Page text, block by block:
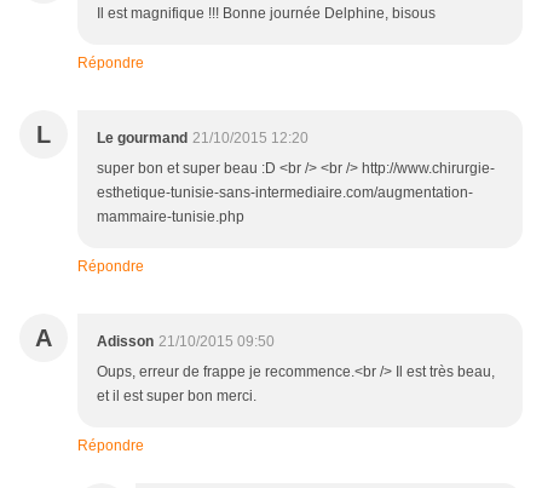
Il est magnifique !!! Bonne journée Delphine, bisous
Répondre
L Le gourmand 21/10/2015 12:20
super bon et super beau :D <br /> <br /> http://www.chirurgie-
esthetique-tunisie-sans-intermediaire.com/augmentation-
mammaire-tunisie.php
Répondre
A Adisson 21/10/2015 09:50
Oups, erreur de frappe je recommence.<br /> Il est très beau,
et il est super bon merci.
Répondre